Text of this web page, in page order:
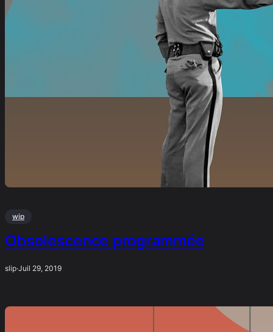
wip
Obsolescence programmée
slip·Juil 29, 2019